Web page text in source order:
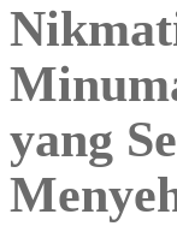
yang